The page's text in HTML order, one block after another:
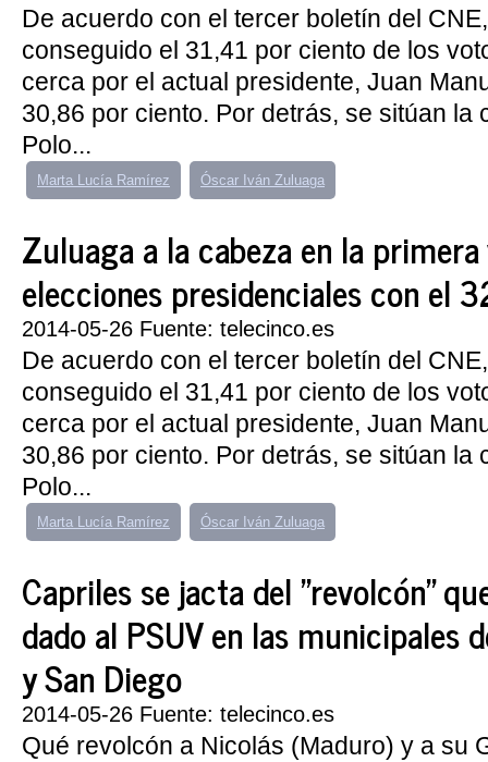
De acuerdo con el tercer boletín del
conseguido el 31,41 por ciento de los
cerca por el actual presidente, Juan
30,86 por ciento. Por detrás, se sitúan la
Polo...
Marta Lucía Ramírez Óscar Iván Zuluaga
Zuluaga a la cabeza en la
elecciones presidenciales con el
2014-05-26 Fuente: telecinco.es
De acuerdo con el tercer boletín del
conseguido el 31,41 por ciento de los
cerca por el actual presidente, Juan
30,86 por ciento. Por detrás, se sitúan la
Polo...
Marta Lucía Ramírez Óscar Iván Zuluaga
Capriles se jacta del "revolcón"
dado al PSUV en las municipales
y San Diego
2014-05-26 Fuente: telecinco.es
Qué revolcón a Nicolás (Maduro) y a su